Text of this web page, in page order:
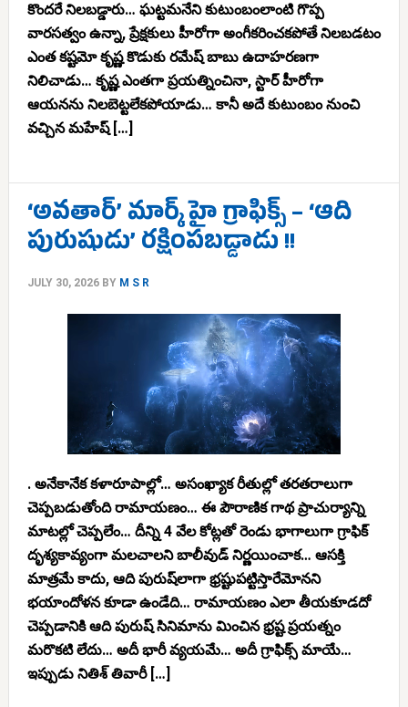
కొందరే నిలబడ్డారు… ఘట్టమనేని కుటుంబంలాంటి గొప్ప
వారసత్వం ఉన్నా, ప్రేక్షకులు హీరోగా అంగీకరించకపోతే నిలబడటం
ఎంత కష్టమో కృష్ణ కొడుకు రమేష్ బాబు ఉదాహరణగా
నిలిచాడు… కృష్ణ ఎంతగా ప్రయత్నించినా, స్టార్ హీరోగా
ఆయనను నిలబెట్టలేకపోయాడు… కానీ అదే కుటుంబం నుంచి
వచ్చిన మహేష్ […]
‘అవతార్’ మార్క్ హై గ్రాఫిక్స్ – ‘ఆది
పురుషుడు’ రక్షింపబడ్డాడు !!
JULY 30, 2026BY M S R
. అనేకానేక కళారూపాల్లో… అసంఖ్యాక రీతుల్లో తరతరాలుగా
చెప్పబడుతోంది రామాయణం… ఈ పౌరాణిక గాథ ప్రాచుర్యాన్ని
మాటల్లో చెప్పలేం… దీన్ని 4 వేల కోట్లతో రెండు భాగాలుగా గ్రాఫిక్
దృశ్యకావ్యంగా మలచాలని బాలీవుడ్ నిర్ణయించాక… ఆసక్తి
మాత్రమే కాదు, ఆది పురుష్‌లాగా భ్రష్టుపట్టిస్తారేమోనని
భయాందోళన కూడా ఉండేది… రామాయణం ఎలా తీయకూడదో
చెప్పడానికి ఆది పురుష్ సినిమాను మించిన భ్రష్ట ప్రయత్నం
మరొకటి లేదు… అదీ భారీ వ్యయమే… అదీ గ్రాఫిక్స్ మాయే…
ఇప్పుడు నితిశ్ తివారీ […]